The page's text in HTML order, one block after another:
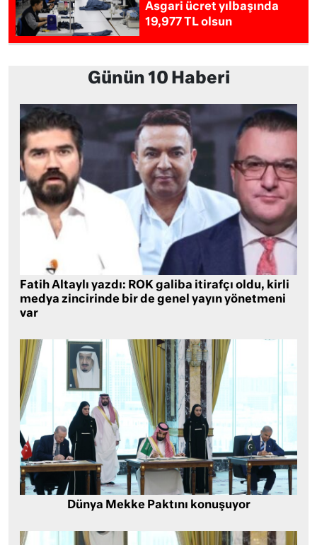
Asgari ücret yılbaşında
19,977 TL olsun
Günün 10 Haberi
Fatih Altaylı yazdı: ROK galiba itirafçı oldu, kirli
medya zincirinde bir de genel yayın yönetmeni
var
Dünya Mekke Paktını konuşuyor